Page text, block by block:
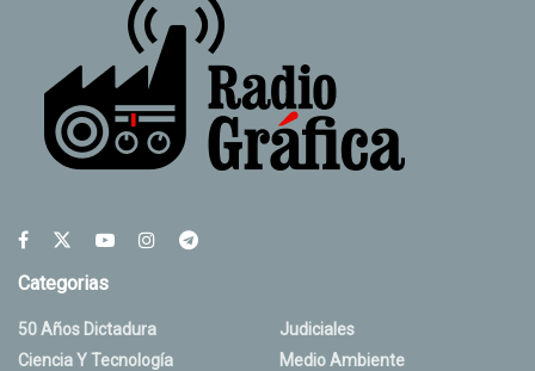
Categorias
50 Años Dictadura
Ciencia Y Tecnología
Judiciales
Medio Ambiente